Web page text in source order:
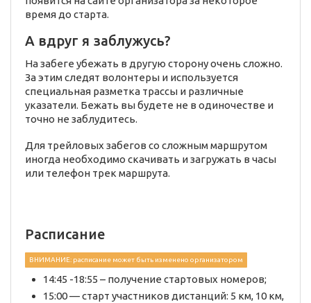
время до старта.
А вдруг я заблужусь?
На забеге убежать в другую сторону очень сложно.
За этим следят волонтеры и используется
специальная разметка трассы и различные
указатели. Бежать вы будете не в одиночестве и
точно не заблудитесь.
Для трейловых забегов со сложным маршрутом
иногда необходимо скачивать и загружать в часы
или телефон трек маршрута.
Расписание
ВНИМАНИЕ: расписание может быть изменено организатором
14:45 -18:55 – получение стартовых номеров;
15:00 — старт участников дистанций: 5 км, 10 км,